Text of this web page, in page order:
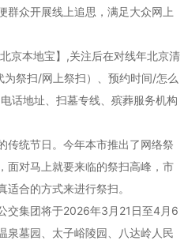
群众开展线上追思，满足大众网上
本地宝】,关注后在对线年北京清
祭扫/网上祭扫）、预约时间/怎么
话地址、扫墓专线、殡葬服务机构
统节日。今年本市推出了网络祭
面对马上就要来临的祭扫高峰，市
合的方式来进行祭扫。
集团将于2026年3月21日至4月6
泉墓园、太子峪陵园、八达岭人民